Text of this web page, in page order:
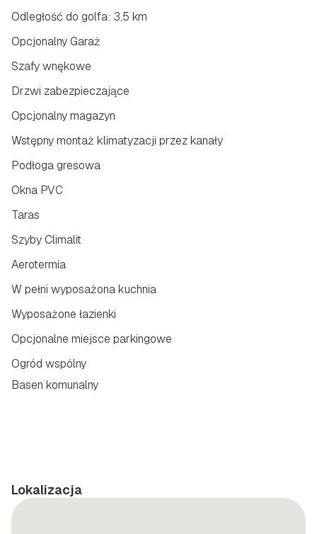
Odległość do golfa: 3,5 km
Opcjonalny Garaż
Szafy wnękowe
Drzwi zabezpieczające
Opcjonalny magazyn
Wstępny montaż klimatyzacji przez kanały
Podłoga gresowa
Okna PVC
Taras
Szyby Climalit
Aerotermia
W pełni wyposażona kuchnia
Wyposażone łazienki
Opcjonalne miejsce parkingowe
Ogród wspólny
Basen komunalny
Lokalizacja